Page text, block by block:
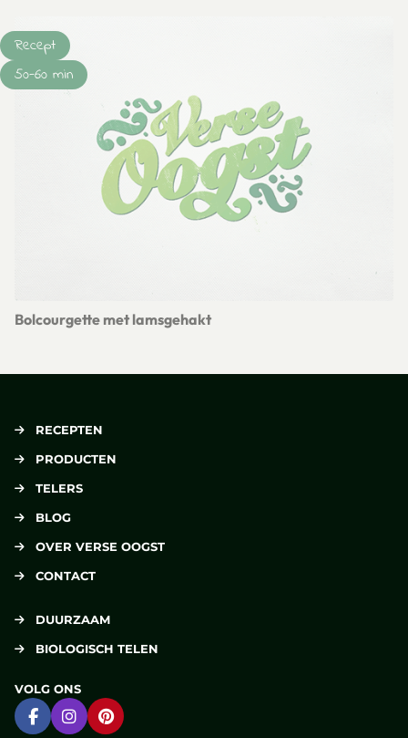
Bolcourgette met lamsgehakt
Recept
50-60 min
RECEPTEN
PRODUCTEN
TELERS
BLOG
OVER VERSE OOGST
CONTACT
DUURZAAM
BIOLOGISCH TELEN
VOLG ONS
Ga naar Facebook
Ga naar Instagram
Ga naar Pinterest